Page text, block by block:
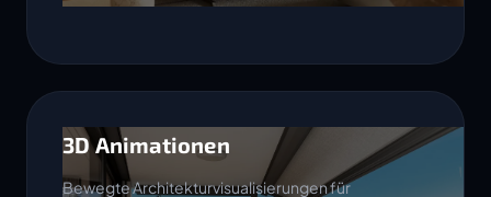
3D Animationen
Bewegte Architekturvisualisierungen für